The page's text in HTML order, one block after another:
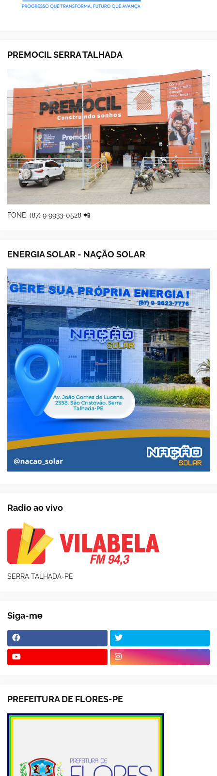
PREMOCIL SERRA TALHADA
FONE: (87) 9 9933-0528 📲
ENERGIA SOLAR - NAÇÃO SOLAR
Radio ao vivo
SERRA TALHADA-PE
Siga-me
PREFEITURA DE FLORES-PE